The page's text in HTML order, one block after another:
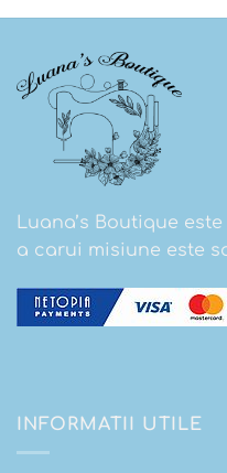
Luana’s Boutique
a carui misiune este
INFORMATII UTILE